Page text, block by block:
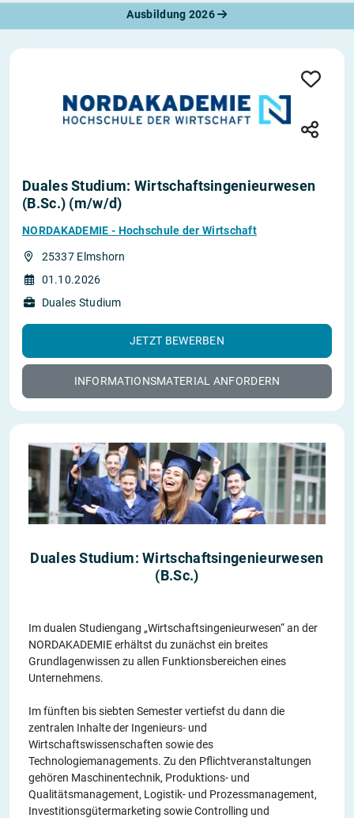
Ausbildung 2026
Duales Studium: Wirtschaftsingenieurwesen
(B.Sc.) (m/w/d)
NORDAKADEMIE - Hochschule der Wirtschaft
25337 Elmshorn
01.10.2026
Duales Studium
JETZT BEWERBEN
INFORMATIONSMATERIAL ANFORDERN
Duales Studium: Wirtschaftsingenieurwesen
(B.Sc.)
Im dualen Studiengang „Wirtschaftsingenieurwesen“ an der
NORDAKADEMIE erhältst du zunächst ein breites
Grundlagenwissen zu allen Funktionsbereichen eines
Unternehmens.
Im fünften bis siebten Semester vertiefst du dann die
zentralen Inhalte der Ingenieurs- und
Wirtschaftswissenschaften sowie des
Technologiemanagements. Zu den Pflichtveranstaltungen
gehören Maschinentechnik, Produktions- und
Qualitätsmanagement, Logistik- und Prozessmanagement,
Investitionsgütermarketing sowie Controlling und